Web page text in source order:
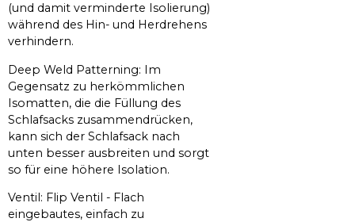
(und damit verminderte Isolierung)
während des Hin- und Herdrehens
verhindern.
Deep Weld Patterning: Im
Gegensatz zu herkömmlichen
Isomatten, die die Füllung des
Schlafsacks zusammendrücken,
kann sich der Schlafsack nach
unten besser ausbreiten und sorgt
so für eine höhere Isolation.
Ventil: Flip Ventil - Flach
eingebautes, einfach zu